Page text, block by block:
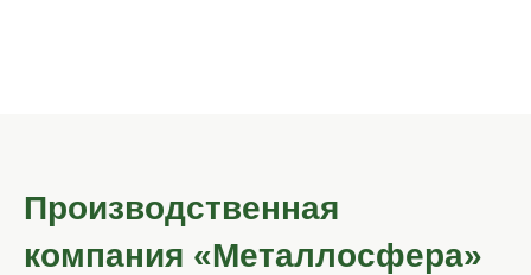
Производственная
компания «Металлосфера»